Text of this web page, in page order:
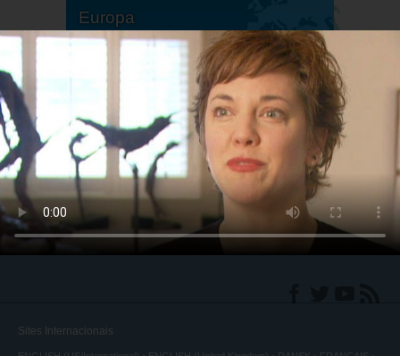
Europa
América do Sul
América do Norte
Sites Internacionais